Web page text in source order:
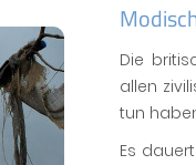
Die
allen
tun
Es